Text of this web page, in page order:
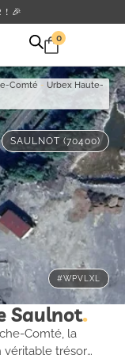
! 🎉
0
Comté - Urbex Haute-
SAULNOT (70400)
#WPVLXL
Saulnot
Comté, la
véritable trésor